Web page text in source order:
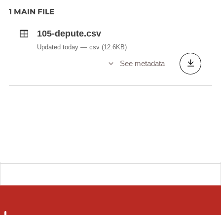
1 MAIN FILE
105-depute.csv
Updated today csv (12.6KB)
See metadata